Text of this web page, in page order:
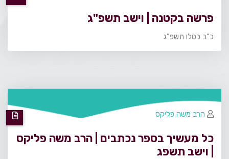
פרשה בקטנה | וישב תשפ"ג
כ"ב כסלו תשפ"ג
כל מעשיך בספר נכתבים | הרב משה פליקס
| וישב תשפג
הרב משה פליקס